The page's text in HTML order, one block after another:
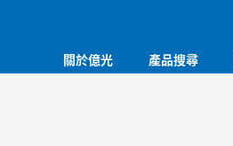
關於億光 產品搜尋